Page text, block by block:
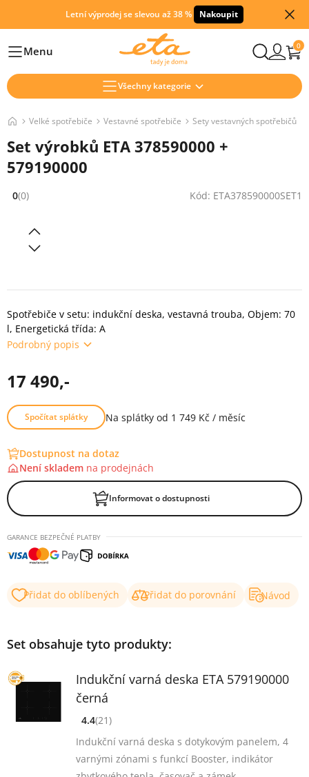
Letní výprodej se slevou až 38 % Nakoupit
HlavníMenu 0
Všechny kategorie
Velké spotřebiče Vestavné spotřebiče Sety vestavných spotřebičů
Set výrobků ETA 378590000 +
579190000
Hodnocení: 0 z 5 (0 recenzí)
0(0) Kód: ETA378590000SET1
Spotřebiče v setu: indukční deska, vestavná trouba, Objem: 70
l, Energetická třída: A
Podrobný popis
17 490,-
Spočítat splátky Na splátky od 1 749 Kč / měsíc
Dostupnost na dotaz
Není skladem na prodejnách
Informovat o dostupnosti
GARANCE BEZPEČNÉ PLATBY
Přidat do oblíbených Přidat do porovnání Návod
Set obsahuje tyto produkty:
Indukční varná deska ETA 579190000
černá
[common_new:review_aria]
([common_new:rating_count] 21)
4.4
z 5
4.4(21)
Indukční varná deska s dotykovým panelem, 4
varnými zónami s funkcí Booster, indikátor